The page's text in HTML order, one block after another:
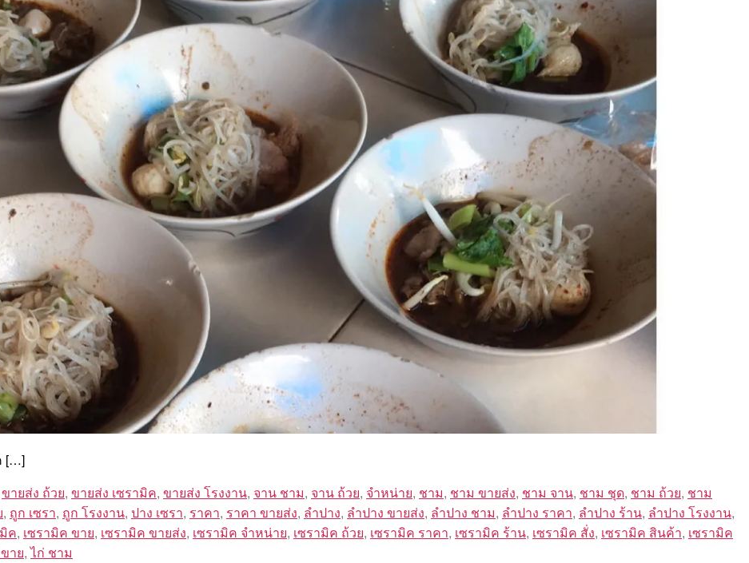
[…]
ขายส่ง ถ้วย, ขายส่ง เซรามิค, ขายส่ง โรงงาน, จาน ชาม, จาน ถ้วย, จำหน่าย, ชาม, ชาม ขายส่ง, ชาม จาน, ชาม ชุด, ชาม ถ้วย, ชาม
, ถูก เซรา, ถูก โรงงาน, ปาง เซรา, ราคา, ราคา ขายส่ง, ลำปาง, ลำปาง ขายส่ง, ลำปาง ชาม, ลำปาง ราคา, ลำปาง ร้าน, ลำปาง โรงงาน,
ค, เซรามิค ขาย, เซรามิค ขายส่ง, เซรามิค จำหน่าย, เซรามิค ถ้วย, เซรามิค ราคา, เซรามิค ร้าน, เซรามิค สั่ง, เซรามิค สินค้า, เซรามิค
าย,ไก่ ชาม